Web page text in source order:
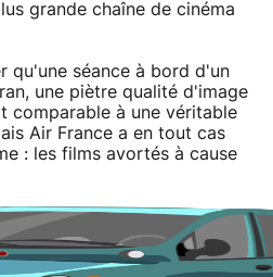
grande chaîne de cinéma
qu'une séance à bord d'un
une piètre qualité d'image
comparable à une véritable
Air France a en tout cas
: les films avortés à cause